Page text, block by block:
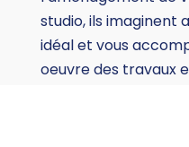
studio, ils imaginent
idéal et vous
oeuvre des travaux